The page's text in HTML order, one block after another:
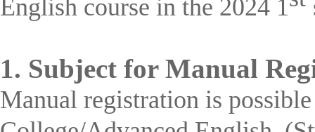
English course in the 2024 1
1. Subject for Manual
Manual registration is